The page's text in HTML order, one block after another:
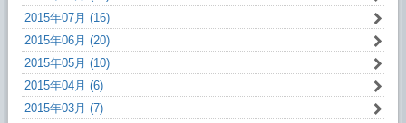
2015年07月 (16)
2015年06月 (20)
2015年05月 (10)
2015年04月 (6)
2015年03月 (7)